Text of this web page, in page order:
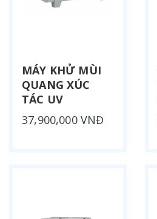
MÁY KHỬ MÙI
QUANG XÚC
TÁC UV
37,900,000 VNĐ